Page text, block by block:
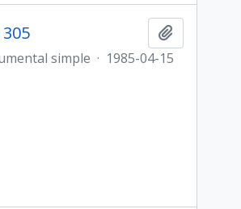
simple · 1985-04-15